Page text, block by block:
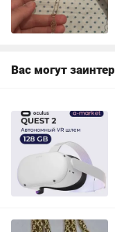
Вас могут